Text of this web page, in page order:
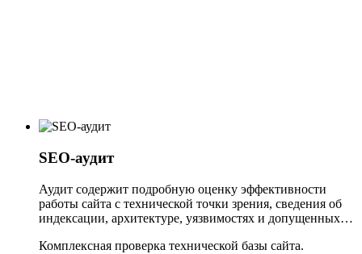
SEO-аудит
Аудит содержит подробную оценку эффективности
работы сайта с технической точки зрения, сведения об
индексации, архитектуре, уязвимостях и допущенных
Комплексная проверка технической базы сайта.